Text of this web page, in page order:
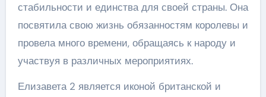
стабильности и единства для своей страны. Она
посвятила свою жизнь обязанностям королевы и
провела много времени, обращаясь к народу и
участвуя в различных мероприятиях.
Елизавета 2 является иконой британской и